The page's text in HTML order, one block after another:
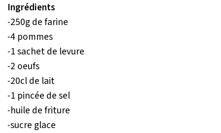
Ingrédients
-250g de farine
-4 pommes
-1 sachet de levure
-2 oeufs
-20cl de lait
-1 pincée de sel
-huile de friture
-sucre glace